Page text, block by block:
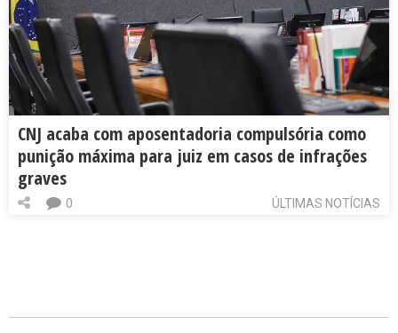
CNJ acaba com aposentadoria compulsória como
punição máxima para juiz em casos de infrações
graves
ÚLTIMAS NOTÍCIAS
0